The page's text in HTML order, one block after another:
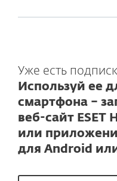
Уже есть
Используй ее
смартфона –
веб-сайт ESET
или
для Android